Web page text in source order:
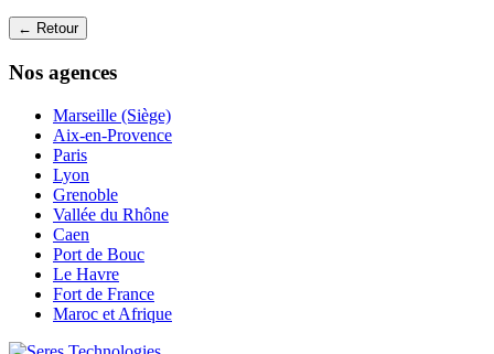
← Retour
Nos agences
Marseille (Siège)
Aix-en-Provence
Paris
Lyon
Grenoble
Vallée du Rhône
Caen
Port de Bouc
Le Havre
Fort de France
Maroc et Afrique